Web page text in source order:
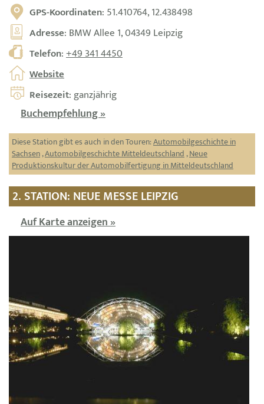
GPS-Koordinaten: 51.410764, 12.438498
Adresse: BMW Allee 1, 04349 Leipzig
Telefon:+49 341 4450
Website
Reisezeit: ganzjährig
Buchempfehlung »
Diese Station gibt es auch in den Touren:Automobilgeschichte in
Sachsen,Automobilgeschichte Mitteldeutschland,Neue
Produktionskultur der Automobilfertigung in Mitteldeutschland
2. STATION: NEUE MESSE LEIPZIG
Auf Karte anzeigen »